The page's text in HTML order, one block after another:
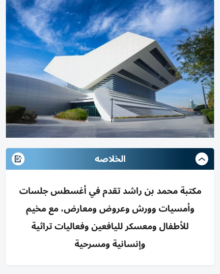
الخلاصه
مكتبة محمد بن راشد تقدم في أغسطس جلسات
وأمسيات وورش وعروض ومعارض، مع مخيم
للأطفال ومعسكر لليافعين وفعاليات تراثية
وإنسانية ومسرحية